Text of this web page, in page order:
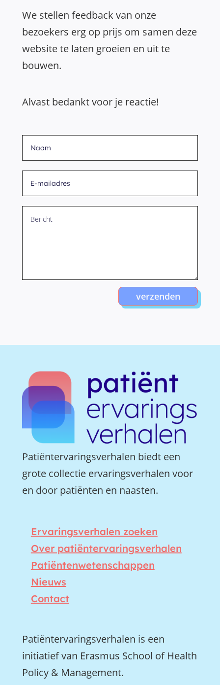
We stellen feedback van onze
bezoekers erg op prijs om samen deze
website te laten groeien en uit te
bouwen.
Alvast bedankt voor je reactie!
verzenden
Patiëntervaringsverhalen biedt een
grote collectie ervaringsverhalen voor
en door patiënten en naasten.
Ervaringsverhalen zoeken
Over patiëntervaringsverhalen
Patiëntenwetenschappen
Nieuws
Contact
Patiëntervaringsverhalen is een
initiatief van Erasmus School of Health
Policy & Management.